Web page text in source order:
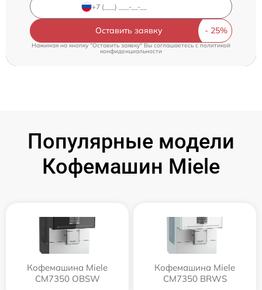
Оставить заявку
Нажимая на кнопку "Оставить заявку" Вы соглашаетесь c политикой
конфиденциальности
Популярные модели
Кофемашин Miele
Кофемашина Miele
CM7350 OBSW
Кофемашина Miele
CM7350 BRWS